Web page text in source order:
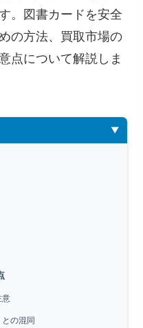
。図書カードを安全
の方法、買取市場の
点について解説しま
意
の混同